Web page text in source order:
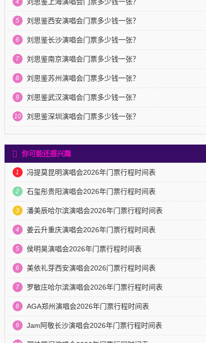
4
5 刘思鉴西安演唱会门票多少钱一张？
6 刘思鉴长沙演唱会门票多少钱一张？
7 刘思鉴南京演唱会门票多少钱一张？
8 刘思鉴苏州演唱会门票多少钱一张？
9 刘思鉴武汉演唱会门票多少钱一张？
10 刘思鉴深圳演唱会门票多少钱一张？
你可能还感兴趣
1 冯提莫昆明演唱会2026年门票行程时间表
2 石玺彤贵阳演唱会2026年门票行程时间表
3 潘美辰哈尔滨演唱会2026年门票行程时间表
4 姜云升重庆演唱会2026年门票行程时间表
5 侯明昊演唱会2026年门票行程时间表
6 美依礼芽西安演唱会2026门票行程时间表
7 罗敏庄哈尔滨演唱会2026年门票行程时间表
8 AGA郑州演唱会2026年门票行程时间表
9 Jam阿敬长沙演唱会2026年门票行程时间表